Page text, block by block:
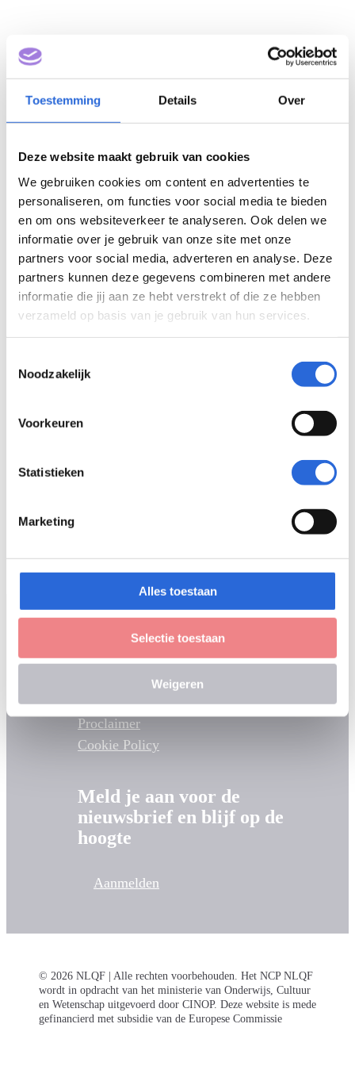
Toestemming Details Over
Deze website maakt gebruik van cookies
We gebruiken cookies om content en advertenties te
personaliseren, om functies voor social media te bieden
en om ons websiteverkeer te analyseren. Ook delen we
informatie over je gebruik van onze site met onze
partners voor social media, adverteren en analyse. Deze
partners kunnen deze gegevens combineren met andere
informatie die jij aan ze hebt verstrekt of die ze hebben
verzameld op basis van je gebruik van hun services.
Noodzakelijk
Voorkeuren
Statistieken
Marketing
Alles toestaan
Selectie toestaan
Weigeren
Ecologisch adviseur (NLQF
6)
Eigenaar: IPD Opleidingen
English Information
Wet NLQF
Leveringsvoorwaarden
Klacht of bezwaar
Proclaimer
Cookie Policy
Meld je aan voor de
nieuwsbrief en blijf op de
hoogte
Aanmelden
© 2026 NLQF | Alle rechten voorbehouden. Het NCP NLQF
wordt in opdracht van het ministerie van Onderwijs, Cultuur
en Wetenschap uitgevoerd door CINOP. Deze website is mede
gefinancierd met subsidie van de Europese Commissie